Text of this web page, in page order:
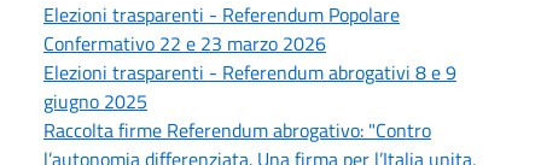
Elezioni trasparenti - Referendum Popolare
Confermativo 22 e 23 marzo 2026
Elezioni trasparenti - Referendum abrogativi 8 e 9
giugno 2025
Raccolta firme Referendum abrogativo: "Contro
l’autonomia differenziata. Una firma per l’Italia unita,